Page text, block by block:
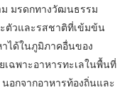
ม มรดกทางวัฒนธรรม
ตัวและรสชาติที่เข้มข้น
ได้ในภูมิภาคอื่นของ
ฉพาะอาหารทะเลในพื้นที่
อกจากอาหารท้องถิ่นและ